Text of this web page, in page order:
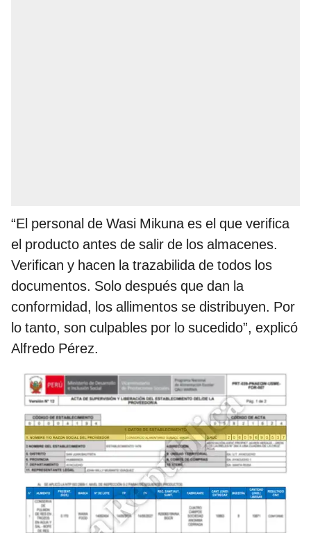
“El personal de Wasi Mikuna es el que verifica
el producto antes de salir de los almacenes.
Verifican y hacen la trazabilida de todos los
documentos. Solo después que dan la
conformidad, los allimentos se distribuyen. Por
lo tanto, son culpables por lo sucedido”, explicó
Alfredo Pérez.